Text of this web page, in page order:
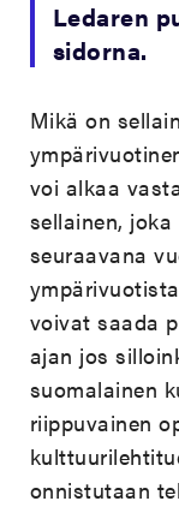
Ledaren
sidorna.
Mikä on
voi alkaa
sellainen,
seuraavana
voivat saada
ajan jos
suomalainen
riippuvainen
onnistutaan